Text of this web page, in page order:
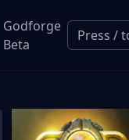
Godforge
Beta